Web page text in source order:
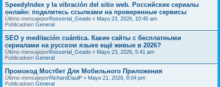
SpeedyIndex y la vibración del sitio web. Российские сериалы
онлайн: поделитесь ссылками на проверенные сервисы
Último mensajeporRosserial_Geado « Mayo 23, 2026, 10:45 am
Publicadoen General
SEO y meditación cuántica. Какие сайты с бесплатными
сериалами на русском языке ещё живые в 2026?
Último mensajeporRosserial_Geado « Mayo 23, 2026, 5:41 am
Publicadoen General
Промокод Мостбет Для Мобильного Приложения
Último mensajeporRichardDaulP « Mayo 21, 2026, 8:04 pm
Publicadoen General